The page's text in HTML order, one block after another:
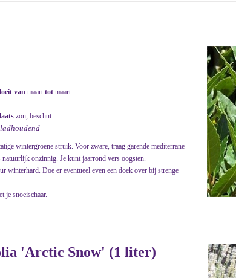
van maarttot maart
zon, beschut
wintergroene struik. Voor zware, traag garende mediterrane
onzinnig. Je kunt jaarrond vers oogsten.
winterhard. Doe er eventueel even een doek over bij strenge
je snoeischaar.
'Arctic Snow' (1 liter)